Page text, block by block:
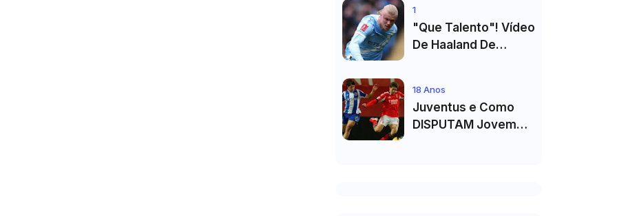
Ronaldo"
1
"Que Talento"! Vídeo
De Haaland De
Internet
18 Anos
Juventus e Como
DISPUTAM Jovem